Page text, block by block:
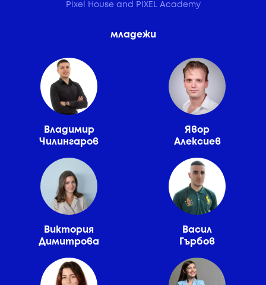
Pixel House and PIXEL Academy
младежи
Владимир
Чилингаров
Явор
Алексиев
Виктория
Димитрова
Васил
Гърбов